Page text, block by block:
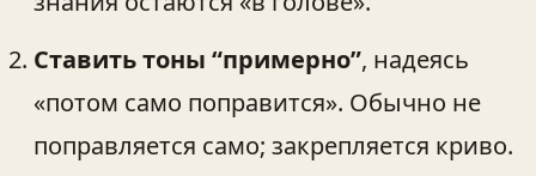
Ставить тоны “примерно”, надеясь
«потом само поправится». Обычно не
поправляется само; закрепляется криво.